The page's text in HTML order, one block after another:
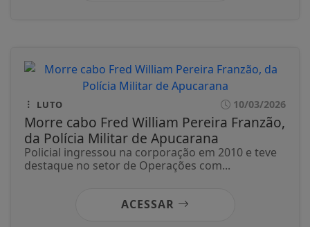
LUTO 10/03/2026
Morre cabo Fred William Pereira Franzão,
da Polícia Militar de Apucarana
Policial ingressou na corporação em 2010 e teve
destaque no setor de Operações com...
ACESSAR